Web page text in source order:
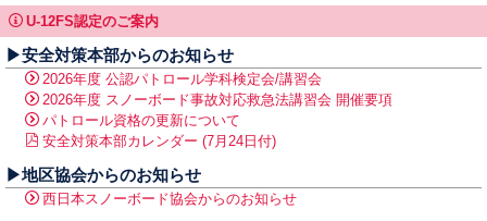
U-12FS認定のご案内
▶安全対策本部からのお知らせ
2026年度 公認パトロール学科検定会/講習会
2026年度 スノーボード事故対応救急法講習会 開催要項
パトロール資格の更新について
安全対策本部カレンダー (7月24日付)
▶地区協会からのお知らせ
西日本スノーボード協会からのお知らせ